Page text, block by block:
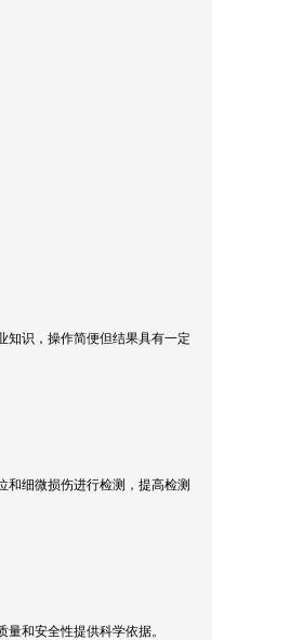
知识，操作简便但结果具有一定
和细微损伤进行检测，提高检测
和安全性提供科学依据。